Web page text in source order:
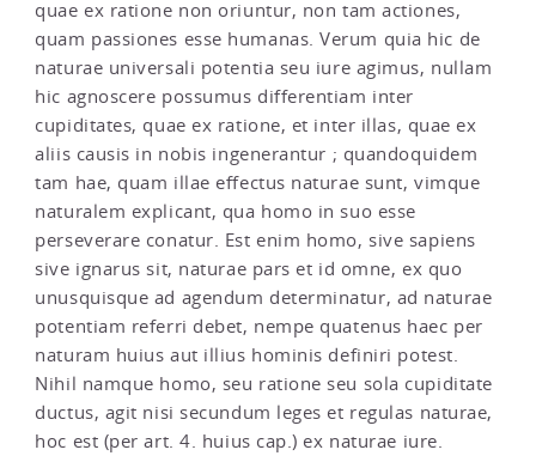
quae ex ratione non oriuntur, non tam actiones,
quam passiones esse humanas. Verum quia hic de
naturae universali potentia seu iure agimus, nullam
hic agnoscere possumus differentiam inter
cupiditates, quae ex ratione, et inter illas, quae ex
aliis causis in nobis ingenerantur ; quandoquidem
tam hae, quam illae effectus naturae sunt, vimque
naturalem explicant, qua homo in suo esse
perseverare conatur. Est enim homo, sive sapiens
sive ignarus sit, naturae pars et id omne, ex quo
unusquisque ad agendum determinatur, ad naturae
potentiam referri debet, nempe quatenus haec per
naturam huius aut illius hominis definiri potest.
Nihil namque homo, seu ratione seu sola cupiditate
ductus, agit nisi secundum leges et regulas naturae,
hoc est (per art. 4. huius cap.) ex naturae iure.